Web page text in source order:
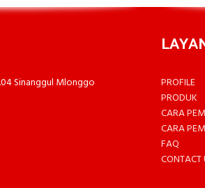
Sinanggul Mlonggo
PROFILE
PRODUK
CARA
CARA
FAQ
CONTACT